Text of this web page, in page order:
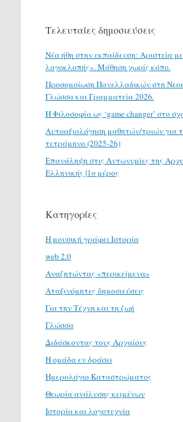
Τελευταίες δημοσιεύσεις
Νέα ήθη στην εκπαίδευση: Αριστεία
λογοκλοπής». Μάθηση χωρίς κόπο.
Προσομοίωση Πανελλαδικών στη
Γλώσσα και Γραμματεία 2026.
H Φιλοσοφία ως ‘game changer’ στο
Αυτοαξιολόγηση μαθητών/τριών για
τετράμηνο (2025-26)
Επανάληψη στις Αντωνυμίες της
Ελληνικής |1ο μέρος
Κατηγορίες
H μουσική γράφει Ιστορία
web 2.0
Αναζητώντας «περικείμενα»
Αταξινόμητες δημοσιεύσεις
Για την Τέχνη και τη ζωή
Γλώσσα
Διδάσκοντας τους Αρχαίους
Η ομάδα εν δράσει
Ημερολόγιο Καταστρώματος
Θεωρία ανάλυσης κειμένων
Ιστορία και λογοτεχνία